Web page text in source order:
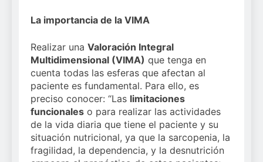
La importancia de la VIMA
Realizar una Valoración Integral
Multidimensional (VIMA) que tenga en
cuenta todas las esferas que afectan al
paciente es fundamental. Para ello, es
preciso conocer: “Las limitaciones
funcionales o para realizar las actividades
de la vida diaria que tiene el paciente y su
situación nutricional, ya que la sarcopenia, la
fragilidad, la dependencia, y la desnutrición